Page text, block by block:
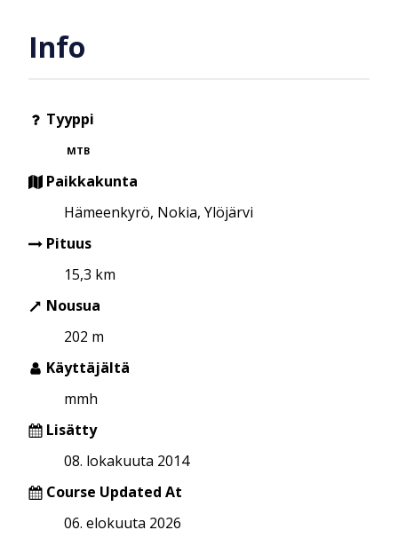
Info
Tyyppi
MTB
Paikkakunta
Hämeenkyrö, Nokia, Ylöjärvi
Pituus
15,3 km
Nousua
202 m
Käyttäjältä
mmh
Lisätty
08. lokakuuta 2014
Course Updated At
06. elokuuta 2026